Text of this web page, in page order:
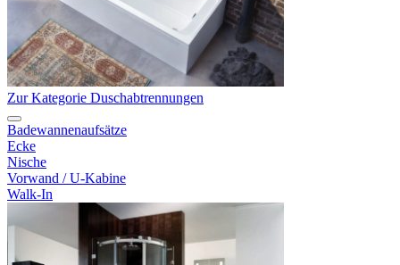
Zur Kategorie Duschabtrennungen
Badewannenaufsätze
Ecke
Nische
Vorwand / U-Kabine
Walk-In